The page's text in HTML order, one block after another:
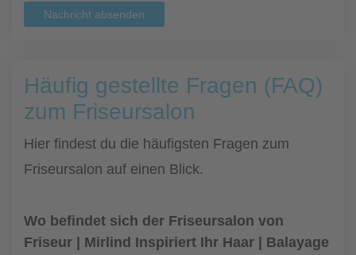
Nachricht absenden
Häufig gestellte Fragen (FAQ)
zum Friseursalon
Hier findest du die häufigsten Fragen zum
Friseursalon auf einen Blick.
Wo befindet sich der Friseursalon von
Friseur | Mirlind Inspiriert Ihr Haar | Balayage